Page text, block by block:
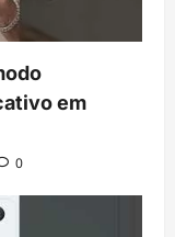
em
0